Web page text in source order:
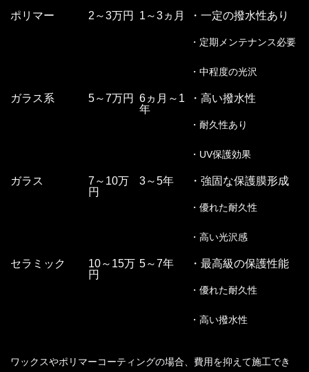
ポリマー 2～3万円 1～3ヵ月 ・一定の撥水性あり
・定期メンテナンス必要
・中程度の光沢
ガラス系 5～7万円
6ヵ月～1
年
・高い撥水性
・耐久性あり
・UV保護効果
ガラス
7～10万
円
3～5年 ・強固な保護膜形成
・優れた耐久性
・高い光沢感
セラミック
10～15万
円
5～7年 ・最高級の保護性能
・優れた耐久性
・高い撥水性
ワックスやポリマーコーティングの場合、費用を抑えて施工でき